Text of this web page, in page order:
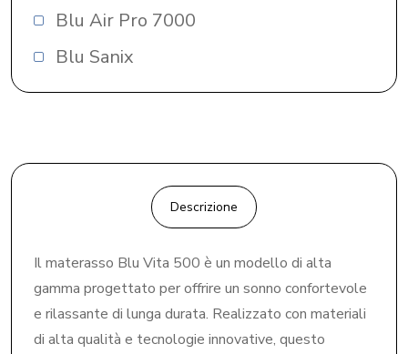
Blu Air Pro 7000
Blu Sanix
Descrizione
Il materasso Blu Vita 500 è un modello di alta
gamma progettato per offrire un sonno confortevole
e rilassante di lunga durata. Realizzato con materiali
di alta qualità e tecnologie innovative, questo